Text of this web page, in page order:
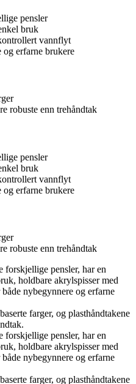
pensler
bruk
vannflyt
og erfarne brukere
robuste enn trehåndtak
pensler
bruk
vannflyt
og erfarne brukere
robuste enn trehåndtak
forskjellige pensler, har en
holdbare akrylspisser med
nybegynnere og erfarne
farger, og plasthåndtakene
forskjellige pensler, har en
holdbare akrylspisser med
nybegynnere og erfarne
farger, og plasthåndtakene